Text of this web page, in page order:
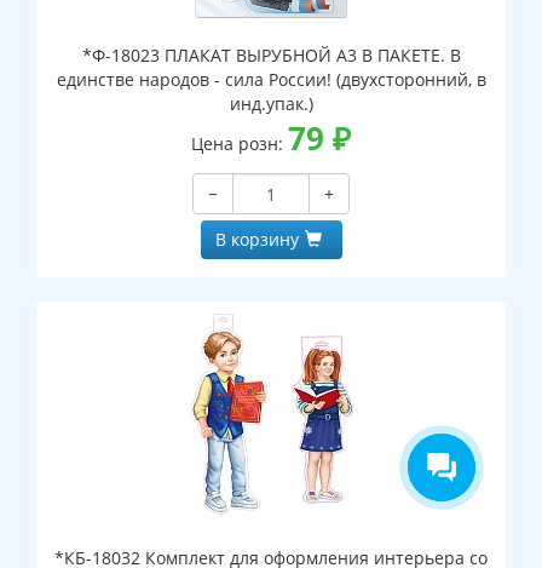
*Ф-18023 ПЛАКАТ ВЫРУБНОЙ А3 В ПАКЕТЕ. В
единстве народов - сила России! (двухсторонний, в
инд.упак.)
Цена розн: 79 ₽
−
+
В корзину
*КБ-18032 Комплект для оформления интерьера со